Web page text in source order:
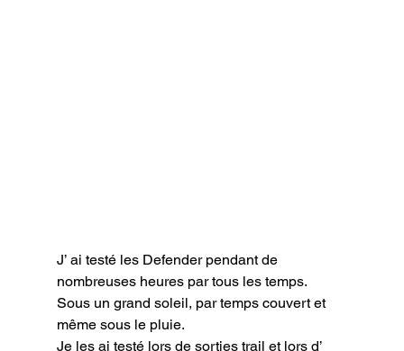
J’ ai testé les Defender pendant de
nombreuses heures par tous les temps.
Sous un grand soleil, par temps couvert et
même sous le pluie.
Je les ai testé lors de sorties trail et lors d’